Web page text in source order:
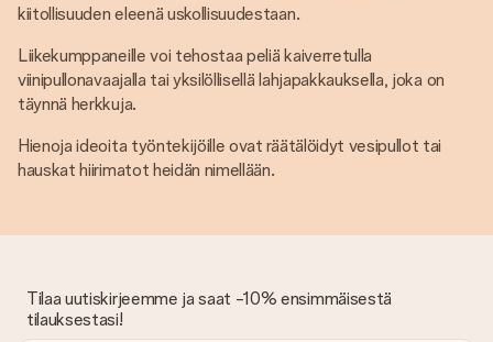
kiitollisuuden eleenä uskollisuudestaan.
Liikekumppaneille voi tehostaa peliä kaiverretulla
viinipullonavaajalla tai yksilöllisellä lahjapakkauksella, joka on
täynnä herkkuja.
Hienoja ideoita työntekijöille ovat räätälöidyt vesipullot tai
hauskat hiirimatot heidän nimellään.
Tilaa uutiskirjeemme ja saat -10% ensimmäisestä
tilauksestasi!